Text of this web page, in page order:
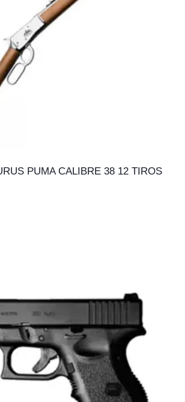
PUMA CALIBRE 38 12 TIROS